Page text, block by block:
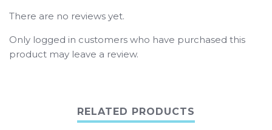
There are no reviews yet.
Only logged in customers who have purchased this
product may leave a review.
RELATED PRODUCTS